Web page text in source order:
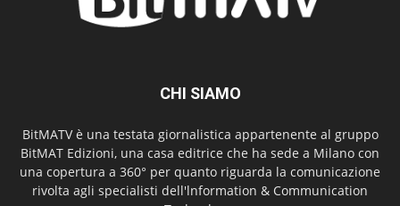
CHI SIAMO
BitMATV è una testata giornalistica appartenente al gruppo
BitMAT Edizioni, una casa editrice che ha sede a Milano con
una copertura a 360° per quanto riguarda la comunicazione
rivolta agli specialisti dell'lnformation & Communication